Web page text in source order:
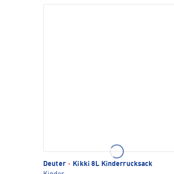
Deuter ·
Kikki 8L Kinderrucksack